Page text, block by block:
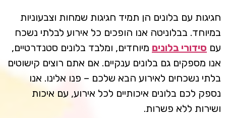
חגיגות עם בלונים הן תמיד חגיגות שמחות וצבעוניות
במיוחד. בבלוניטה אנו הופכים כל אירוע לבלתי נשכח
עם סידורי בלונים מיוחדים, ומלבד בלונים סטנדרטיים,
אנו מספקים גם בלונים ענקיים. אם אתם רוצים קישוטים
בלתי נשכחים לאירוע הבא שלכם – פנו אלינו. אנו
נספק לכם בלונים איכותיים לכל אירוע, עם איכות
ושירות ללא פשרות.